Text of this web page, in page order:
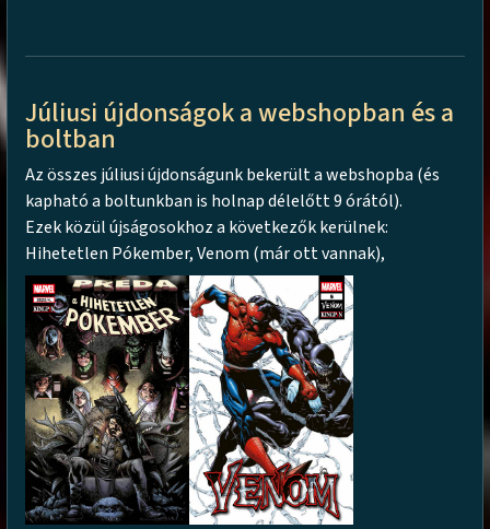
Júliusi újdonságok a webshopban és a
boltban
Az összes júliusi újdonságunk bekerült a webshopba (és
kapható a boltunkban is holnap délelőtt 9 órától).
Ezek közül újságosokhoz a következők kerülnek:
Hihetetlen Pókember, Venom (már ott vannak),